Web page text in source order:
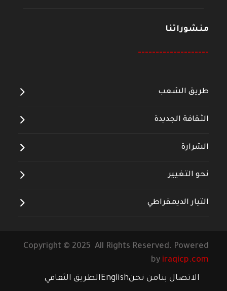
منشوراتنا
--------------------
طريق الشعب
الثقافة الجديدة
الشرارة
نحو التغيير
التيار الديمقراطي
Copyright © 2025 All Rights Reserved. Powered
by iraqicp.com
الاتصال بنامن نحنEnglishالطريق الثقافي